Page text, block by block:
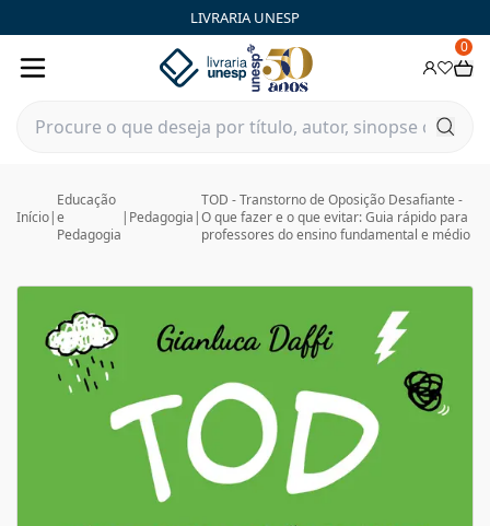
LIVRARIA UNESP
0
Início|
Educação
e
Pedagogia
| Pedagogia |
TOD - Transtorno de Oposição Desafiante -
O que fazer e o que evitar: Guia rápido para
professores do ensino fundamental e médio